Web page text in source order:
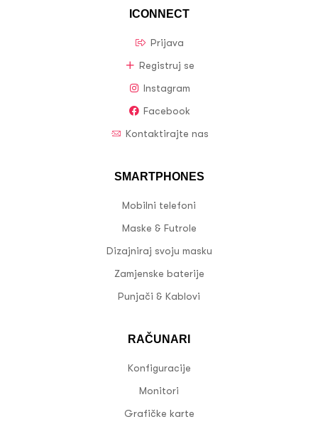
ICONNECT
Prijava
Registruj se
Instagram
Facebook
Kontaktirajte nas
SMARTPHONES
Mobilni telefoni
Maske & Futrole
Dizajniraj svoju masku
Zamjenske baterije
Punjači & Kablovi
RAČUNARI
Konfiguracije
Monitori
Grafičke karte